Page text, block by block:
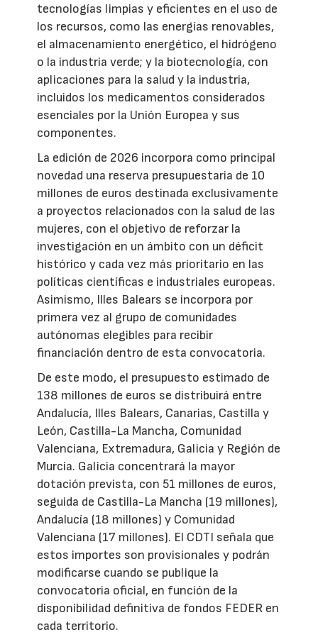
tecnologías limpias y eficientes en el uso de
los recursos, como las energías renovables,
el almacenamiento energético, el hidrógeno
o la industria verde; y la biotecnología, con
aplicaciones para la salud y la industria,
incluidos los medicamentos considerados
esenciales por la Unión Europea y sus
componentes.
La edición de 2026 incorpora como principal
novedad una reserva presupuestaria de 10
millones de euros destinada exclusivamente
a proyectos relacionados con la salud de las
mujeres, con el objetivo de reforzar la
investigación en un ámbito con un déficit
histórico y cada vez más prioritario en las
políticas científicas e industriales europeas.
Asimismo, Illes Balears se incorpora por
primera vez al grupo de comunidades
autónomas elegibles para recibir
financiación dentro de esta convocatoria.
De este modo, el presupuesto estimado de
138 millones de euros se distribuirá entre
Andalucía, Illes Balears, Canarias, Castilla y
León, Castilla-La Mancha, Comunidad
Valenciana, Extremadura, Galicia y Región de
Murcia. Galicia concentrará la mayor
dotación prevista, con 51 millones de euros,
seguida de Castilla-La Mancha (19 millones),
Andalucía (18 millones) y Comunidad
Valenciana (17 millones). El CDTI señala que
estos importes son provisionales y podrán
modificarse cuando se publique la
convocatoria oficial, en función de la
disponibilidad definitiva de fondos FEDER en
cada territorio.